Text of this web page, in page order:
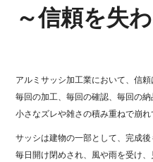
o
o
～信頼を失
アルミサッシ加工業において、信
毎回の加工、毎回の確認、毎回の
小さなズレや雑さの積み重ねで崩
サッシは建物の一部として、完成後
毎日開け閉めされ、風や雨を受け、